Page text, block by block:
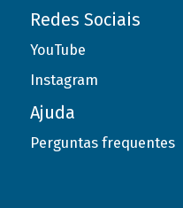
Redes Sociais
YouTube
Instagram
Ajuda
Perguntas frequentes